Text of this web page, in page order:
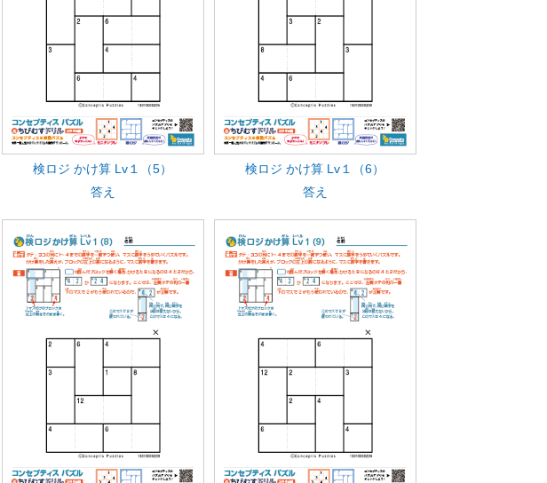
検ロジ かけ算 Lv１（5）
答え
検ロジ かけ算 Lv１（6）
答え